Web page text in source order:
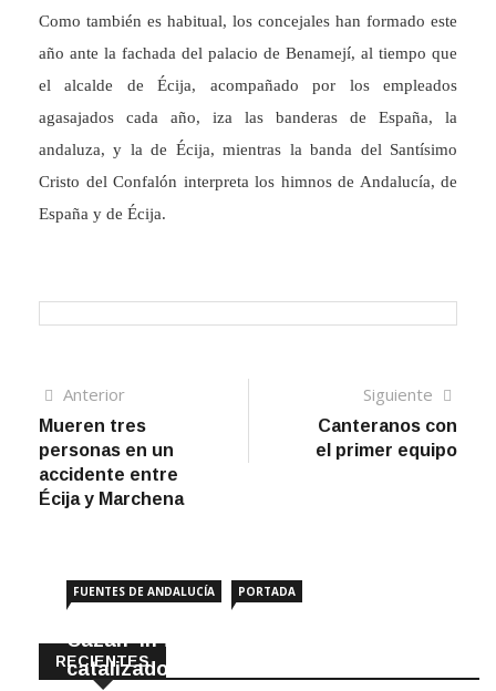
Como también es habitual, los concejales han formado este
año ante la fachada del palacio de Benamejí, al tiempo que
el alcalde de Écija, acompañado por los empleados
agasajados cada año, iza las banderas de España, la
andaluza, y la de Écija, mientras la banda del Santísimo
Cristo del Confalón interpreta los himnos de Andalucía, de
España y de Écija.
Navegación
de
entradas
AnteriorArtículo
anterior
Mueren tres
personas en un
accidente entre
Écija y Marchena
Siguiente
Canteranos con
el primer equipo
RECIENTES
FUENTES DE ANDALUCÍA PORTADA
Cazan ‘in fraganti’ a ladrones de
catalizadores